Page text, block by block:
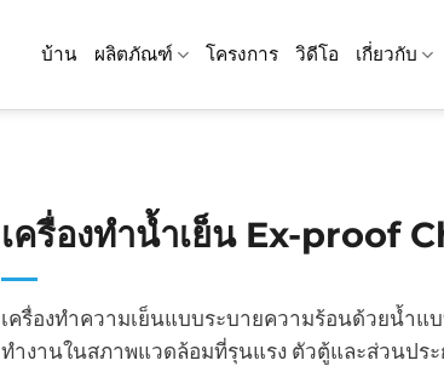
บ้าน ผลิตภัณฑ์ โครงการ วิดีโอ เกี่ยวกับ
เครื่องทำน้ำเย็น Ex-proof
เครื่องทำความเย็นแบบระบายความร้อนด้วยน้ำ
ทำงานในสภาพแวดล้อมที่รุนแรง ตัวตู้และส่วนปร